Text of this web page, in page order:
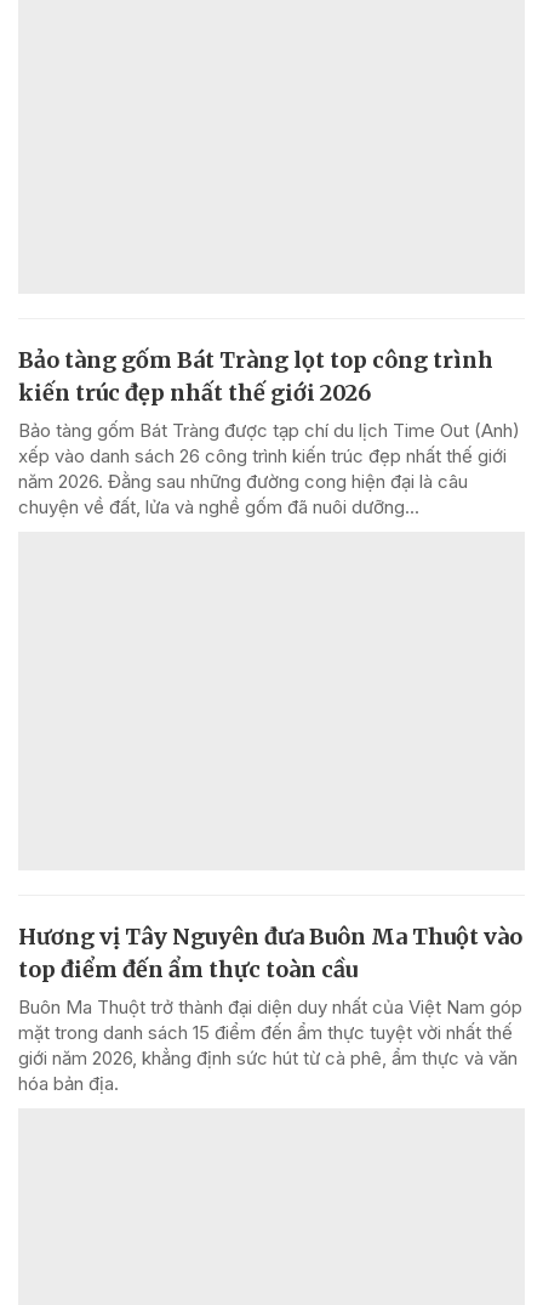
Bảo tàng gốm Bát Tràng lọt top công trình
kiến trúc đẹp nhất thế giới 2026
Bảo tàng gốm Bát Tràng được tạp chí du lịch Time Out (Anh)
xếp vào danh sách 26 công trình kiến trúc đẹp nhất thế giới
năm 2026. Đằng sau những đường cong hiện đại là câu
chuyện về đất, lửa và nghề gốm đã nuôi dưỡng...
Hương vị Tây Nguyên đưa Buôn Ma Thuột vào
top điểm đến ẩm thực toàn cầu
Buôn Ma Thuột trở thành đại diện duy nhất của Việt Nam góp
mặt trong danh sách 15 điểm đến ẩm thực tuyệt vời nhất thế
giới năm 2026, khẳng định sức hút từ cà phê, ẩm thực và văn
hóa bản địa.